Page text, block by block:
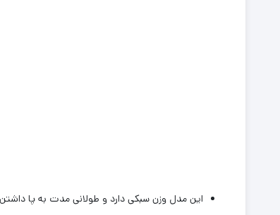
این مدل وزن سبکی دارد و طولانی مدت به پا